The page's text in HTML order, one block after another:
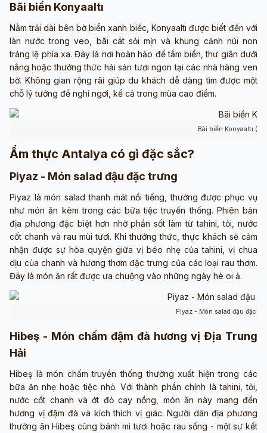
Bãi biển Konyaaltı
Nằm trải dài bên bờ biển xanh biếc, Konyaaltı được biết đến với
làn nước trong veo, bãi cát sỏi mịn và khung cảnh núi non
tráng lệ phía xa. Đây là nơi hoàn hảo để tắm biển, thư giãn dưới
nắng hoặc thưởng thức hải sản tươi ngon tại các nhà hàng ven
bờ. Không gian rộng rãi giúp du khách dễ dàng tìm được một
chỗ lý tưởng để nghỉ ngơi, kể cả trong mùa cao điểm.
Bãi biển Konyaaltı
Ẩm thực Antalya có gì đặc sắc?
Piyaz - Món salad đậu đặc trưng
Piyaz là món salad thanh mát nổi tiếng, thường được phục vụ
như món ăn kèm trong các bữa tiệc truyền thống. Phiên bản
địa phương đặc biệt hơn nhờ phần sốt làm từ tahini, tỏi, nước
cốt chanh và rau mùi tươi. Khi thưởng thức, thực khách sẽ cảm
nhận được sự hòa quyện giữa vị béo nhẹ của tahini, vị chua
dịu của chanh và hương thơm đặc trưng của các loại rau thơm.
Đây là món ăn rất được ưa chuộng vào những ngày hè oi ả.
Piyaz - Món salad đậu đặc
Hibeş - Món chấm đậm đà hương vị Địa Trung
Hải
Hibeş là món chấm truyền thống thường xuất hiện trong các
bữa ăn nhẹ hoặc tiệc nhỏ. Với thành phần chính là tahini, tỏi,
nước cốt chanh và ớt đỏ cay nồng, món ăn này mang đến
hương vị đậm đà và kích thích vị giác. Người dân địa phương
thường ăn Hibeş cùng bánh mì tươi hoặc rau sống - một sự kết